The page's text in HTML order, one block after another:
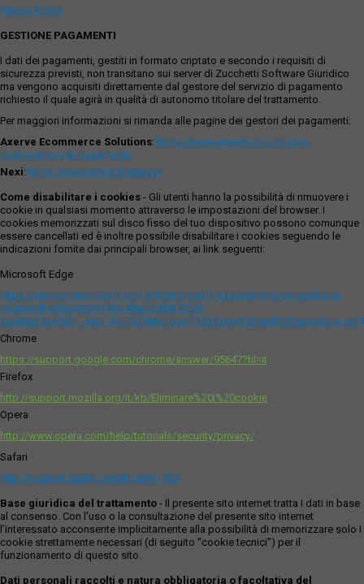
Privacy Policy
GESTIONE PAGAMENTI
I dati dei pagamenti, gestiti in formato criptato e secondo i requisiti di
sicurezza previsti, non transitano sui server di Zucchetti Software Giuridico
ma vengono acquisiti direttamente dal gestore del servizio di pagamento
richiesto il quale agirà in qualità di autonomo titolare del trattamento.
Per maggiori informazioni si rimanda alle pagine dei gestori dei pagamenti:
Axerve Ecommerce Solutions: https://www.axerve.com/privacy-
policy/servizi-di-pagamento
Nexi: https://www.nexi.it/it/privacy
Come disabilitare i cookies - Gli utenti hanno la possibilità di rimuovere i
cookie in qualsiasi momento attraverso le impostazioni del browser. I
cookies memorizzati sul disco fisso del tuo dispositivo possono comunque
essere cancellati ed è inoltre possibile disabilitare i cookies seguendo le
indicazioni fornite dai principali browser, ai link seguenti:
Microsoft Edge
https://support.microsoft.com/it-it/microsoft-edge/eliminare-i-cookie-in-
microsoft-edge-63947406-40ac-c3b8-57b9-
Chrome
https://support.google.com/chrome/answer/95647?hl=it
Firefox
http://support.mozilla.org/it/kb/Eliminare%20i%20cookie
Opera
http://www.opera.com/help/tutorials/security/privacy/
Safari
http://support.apple.com/kb/ph11920
Base giuridica del trattamento - Il presente sito internet tratta i dati in base
al consenso. Con l'uso o la consultazione del presente sito internet
l’interessato acconsente implicitamente alla possibilità di memorizzare solo i
cookie strettamente necessari (di seguito “cookie tecnici”) per il
funzionamento di questo sito.
Dati personali raccolti e natura obbligatoria o facoltativa del